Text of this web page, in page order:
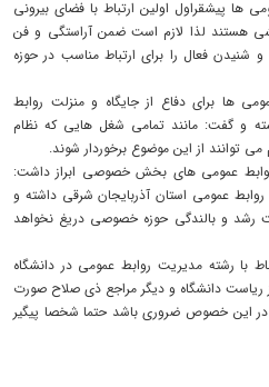
ها پیشقراول اولین ارتباط با فضای بیرونی
هستند لذا لازم است ضمن آراستگی و فن
شنیدن فعال را برای ارتباط مناسب در حوزه
ها برای دفاع از جایگاه و منزلت روابط
و گفت: مانند تمامی شغل هایی که نظام
توانند از این موضوع برخوردار شوند.
روابط عمومی های بخش خصوصی ابراز داشت:
عمومی استان آذربایجان شرقی داشته و
رشد و بالندگی حوزه خصوصی دریغ نخواهد
با رشته مدیریت روابط عمومی در دانشگاه
ریاست دانشگاه و دیگر مراجع ذی صلاح صورت
در این خصوص ضروری باشد حتما شخصا پیگیر